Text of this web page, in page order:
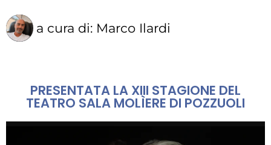
a cura di: Marco Ilardi
PRESENTATA LA XIII STAGIONE DEL
TEATRO SALA MOLÌERE DI POZZUOLI